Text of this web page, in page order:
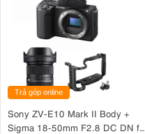
Trả góp online
Sony ZV-E10 Mark II Body +
Sigma 18-50mm F2.8 DC DN for